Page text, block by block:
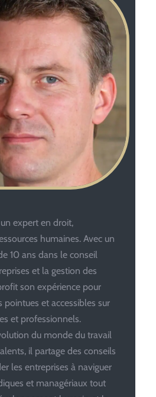
expert en droit,
humaines. Avec un
10 ans dans le conseil
et la gestion des
son expérience pour
pointues et accessibles sur
et professionnels.
du monde du travail
il partage des conseils
les entreprises à naviguer
et managériaux tout